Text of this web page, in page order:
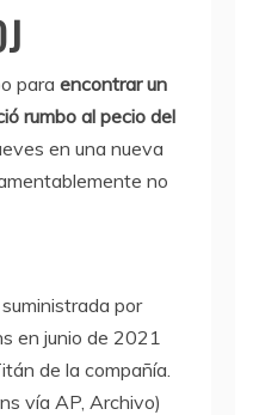
para encontrar un
rumbo al pecio del
en una nueva
no
por
en junio de 2021
de la compañía.
vía AP, Archivo)